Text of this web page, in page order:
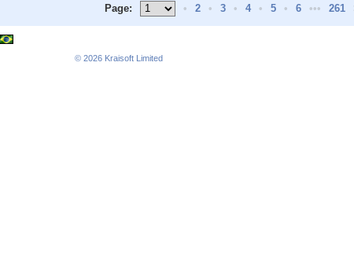
Page: • 2 • 3 • 4 • 5 • 6 ••• 261
© 2026 Kraisoft Limited